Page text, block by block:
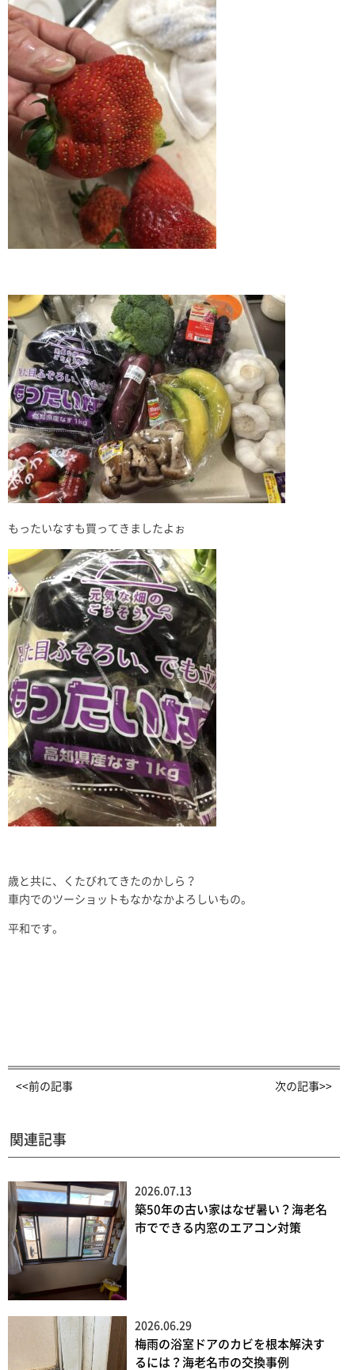
もったいなすも買ってきましたよぉ
歳と共に、くたびれてきたのかしら？
車内でのツーショットもなかなかよろしいもの。
平和です。
<<前の記事 次の記事>>
関連記事
2026.07.13
築50年の古い家はなぜ暑い？海老名
市でできる内窓のエアコン対策
2026.06.29
梅雨の浴室ドアのカビを根本解決す
るには？海老名市の交換事例